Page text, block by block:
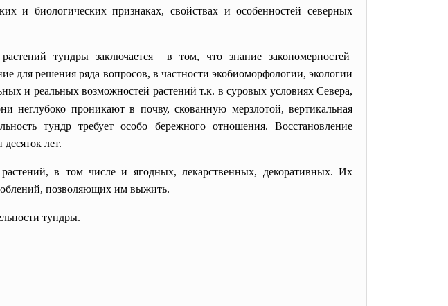
и биологических признаках, свойствах и особенностей северных
тундры заключается в том, что знание закономерностей
для решения ряда вопросов, в частности экобиоморфологии, экологии
и реальных возможностей растений т.к. в суровых условиях Севера,
неглубоко проникают в почву, скованную мерзлотой, вертикальная
тундр требует особо бережного отношения. Восстановление
лет.
в том числе и ягодных, лекарственных, декоративных. Их
позволяющих им выжить.
тундры.